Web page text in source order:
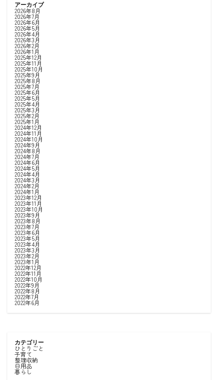
アーカイブ
2026年8月
2026年7月
2026年6月
2026年5月
2026年4月
2026年3月
2026年2月
2026年1月
2025年12月
2025年11月
2025年10月
2025年9月
2025年8月
2025年7月
2025年6月
2025年5月
2025年4月
2025年3月
2025年2月
2025年1月
2024年12月
2024年11月
2024年10月
2024年9月
2024年8月
2024年7月
2024年6月
2024年5月
2024年4月
2024年3月
2024年2月
2024年1月
2023年12月
2023年11月
2023年10月
2023年9月
2023年8月
2023年7月
2023年6月
2023年5月
2023年4月
2023年3月
2023年2月
2023年1月
2022年12月
2022年11月
2022年10月
2022年9月
2022年8月
2022年7月
2022年6月
カテゴリー
ひとりごと
子育て
整理収納
日用品
暮らし